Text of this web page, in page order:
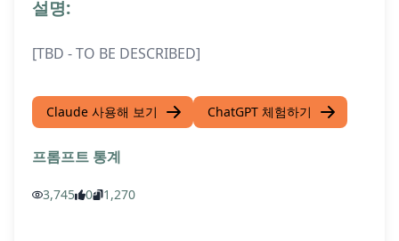
설명:
[TBD - TO BE DESCRIBED]
Claude 사용해 보기 ChatGPT 체험하기
프롬프트 통계
3,745 0 1,270